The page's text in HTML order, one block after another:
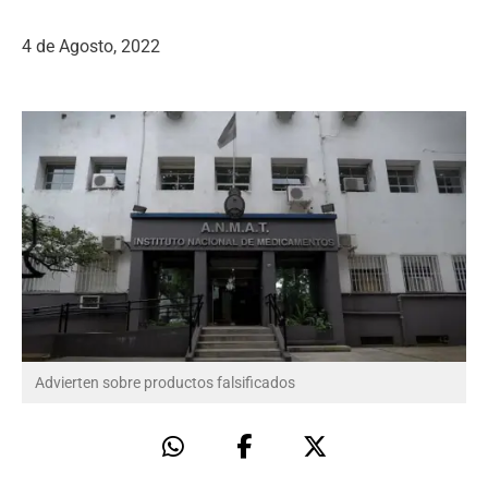
4 de Agosto, 2022
Advierten sobre productos falsificados